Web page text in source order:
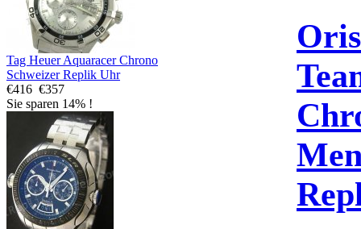
Tag Heuer Aquaracer Chrono
Schweizer Replik Uhr
€416 €357
Sie sparen 14% !